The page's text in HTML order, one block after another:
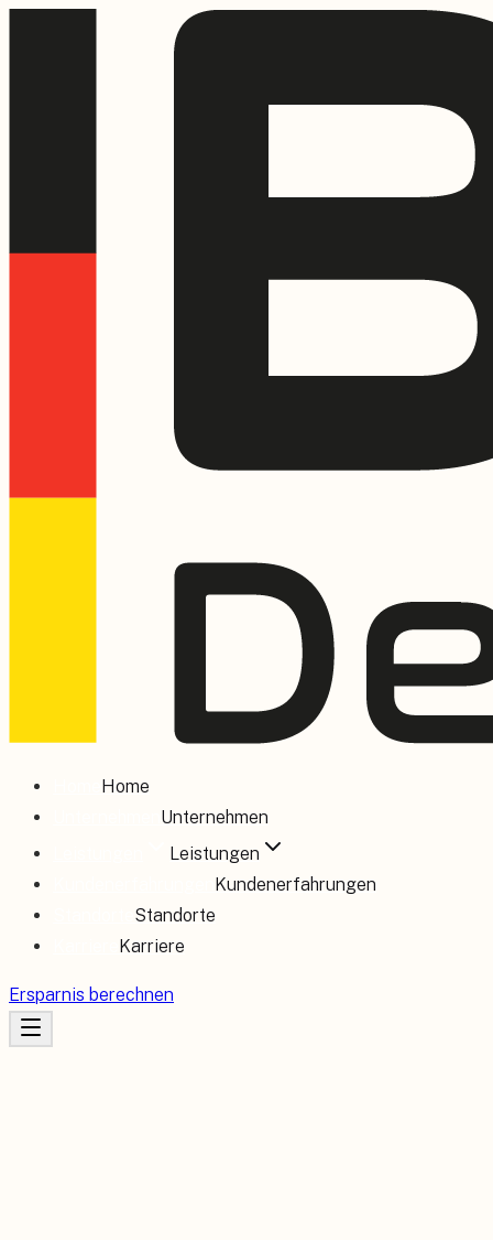
Home
Unternehmen
Leistungen
Kundenerfahrungen
Standorte
Karriere
Ersparnis berechnen